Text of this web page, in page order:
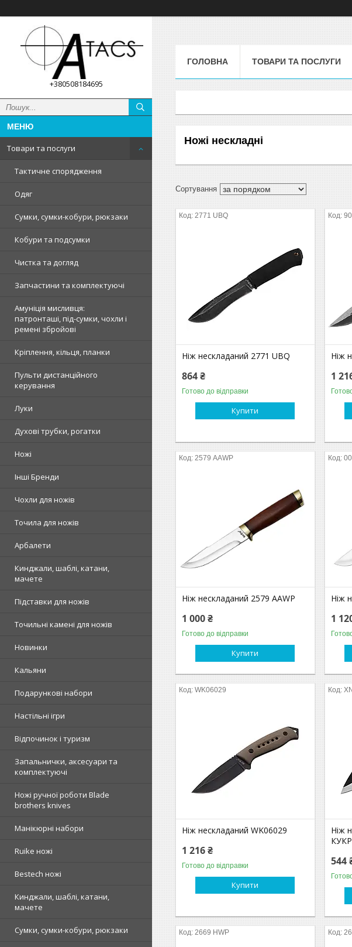
+380508184695
Товари та послуги
Тактичне спорядження
Одяг
Сумки, сумки-кобури, рюкзаки
Кобури та подсумки
Чистка та догляд
Запчастини та комплектуючі
Амуніція мисливця:
патронташі, під-сумки, чохли і
ремені збройові
Кріплення, кільця, планки
Пульти дистанційного
керування
Луки
Духові трубки, рогатки
Ножі
Інші Бренди
Чохли для ножів
Точила для ножів
Арбалети
Кинджали, шаблі, катани,
мачете
Підставки для ножів
Точильні камені для ножів
Новинки
Кальяни
Подарункові набори
Настільні ігри
Відпочинок і туризм
Запальнички, аксесуари та
комплектуючі
Ножі ручної роботи Blade
brothers knives
Манікюрні набори
Ruike ножі
Bestech ножі
Кинджали, шаблі, катани,
мачете
Сумки, сумки-кобури, рюкзаки
ГОЛОВНА ТОВАРИ ТА ПОСЛУГИ
Ножі нескладні
2771 UBQ
Ніж нескладаний 2771 UBQ
864 ₴
Готово до відправки
Купити
Ніж
1
2579 AAWP
Ніж нескладаний 2579 AAWP
1 000 ₴
Готово до відправки
Купити
Ніж
1
WK06029
Ніж нескладаний WK06029
1 216 ₴
Готово до відправки
Купити
Ніж
544
2669 HWP